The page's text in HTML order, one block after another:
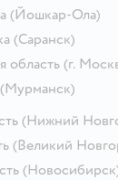
(Йошкар-Ола)
(Саранск)
область (г.
(Мурманск)
(Нижний
(Великий